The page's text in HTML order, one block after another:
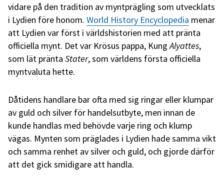
vidare på den tradition av myntprägling som utvecklats
i Lydien före honom. World History Encyclopedia menar
att Lydien var först i världshistorien med att pränta
officiella mynt. Det var Krösus pappa, KungAlyattes,
som lät pränta Stater, som världens första officiella
myntvaluta hette.
Dåtidens handlare bar ofta med sig ringar eller klumpar
av guld och silver för handelsutbyte, men innan de
kunde handlas med behövde varje ring och klump
vägas. Mynten som präglades i Lydien hade samma vikt
och samma renhet av silver och guld, och gjorde därför
att det gick smidigare att handla.